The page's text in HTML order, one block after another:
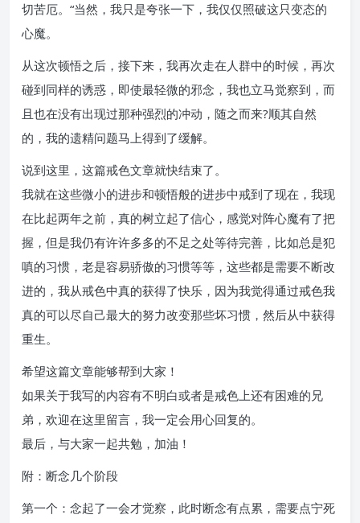
切苦厄。“当然，我只是夸张一下，我仅仅照破这只变态的
心魔。
从这次顿悟之后，接下来，我再次走在人群中的时候，再次
碰到同样的诱惑，即使最轻微的邪念，我也立马觉察到，而
且也在没有出现过那种强烈的冲动，随之而来?顺其自然
的，我的遗精问题马上得到了缓解。
说到这里，这篇戒色文章就快结束了。
我就在这些微小的进步和顿悟般的进步中戒到了现在，我现
在比起两年之前，真的树立起了信心，感觉对阵心魔有了把
握，但是我仍有许许多多的不足之处等待完善，比如总是犯
嗔的习惯，老是容易骄傲的习惯等等，这些都是需要不断改
进的，我从戒色中真的获得了快乐，因为我觉得通过戒色我
真的可以尽自己最大的努力改变那些坏习惯，然后从中获得
重生。
希望这篇文章能够帮到大家！
如果关于我写的内容有不明白或者是戒色上还有困难的兄
弟，欢迎在这里留言，我一定会用心回复的。
最后，与大家一起共勉，加油！
附：断念几个阶段
第一个：念起了一会才觉察，此时断念有点累，需要点宁死